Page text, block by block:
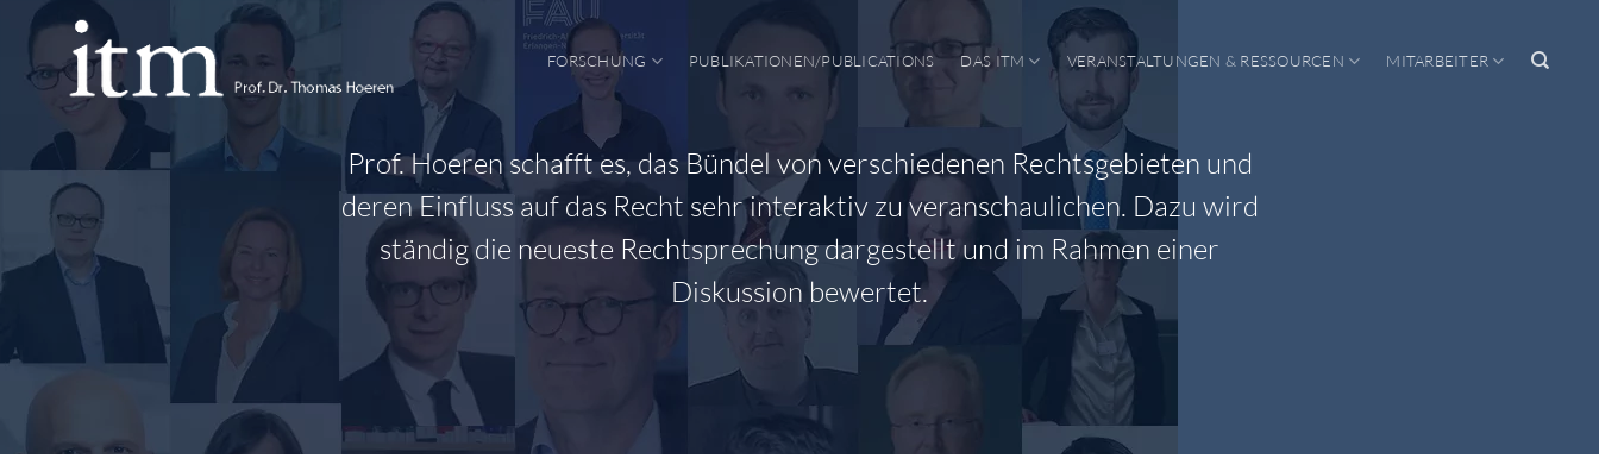
Zum
springen
FORSCHUNG PUBLIKATIONEN/PUBLICATIONS DAS ITM VERANSTALTUNGEN & RESSOURCEN MITARBEITER
Prof. Hoeren schafft es, das Bündel von verschiedenen Rechtsgebieten und
deren Einfluss auf das Recht sehr interaktiv zu veranschaulichen. Dazu wird
ständig die neueste Rechtsprechung dargestellt und im Rahmen einer
Diskussion bewertet.